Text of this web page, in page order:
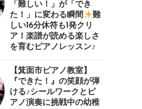
「難しい！」が「でき
た！」に変わる瞬間
⁠難
しい16分休符も1発クリ
ア！楽譜が読める楽しさ
を育むピアノレッスン♪⁠
【箕面市ピアノ教室】
『できた！』の笑顔が弾
ける♪シールワークとピ
アノ演奏に挑戦中の幼稚